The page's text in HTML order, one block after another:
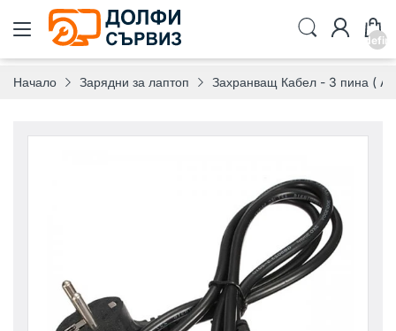
Начало Зарядни за лаптоп Захранващ Кабел - 3 пина (